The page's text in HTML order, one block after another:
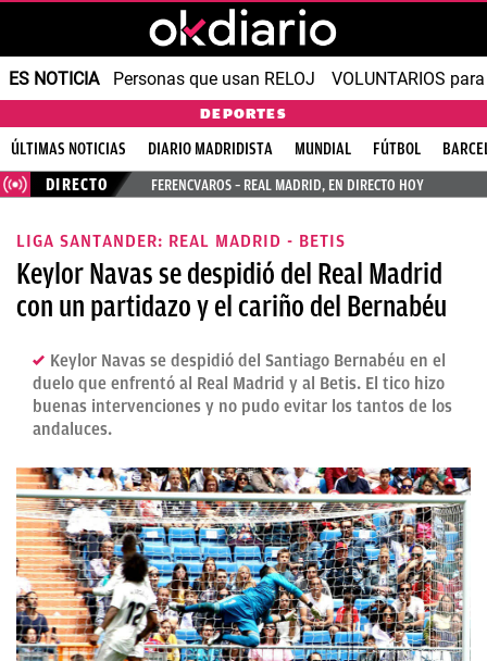
ES NOTICIA Personas que usan RELOJ VOLUNTARIOS
DEPORTES
ÚLTIMAS NOTICIAS DIARIO MADRIDISTA MUNDIAL FÚTBOL
DIRECTO
FERENCVAROS – REAL MADRID, EN DIRECTO HOY
LIGA SANTANDER: REAL MADRID - BETIS
Keylor Navas se despidió del Real Madrid
con un partidazo y el cariño del Bernabéu
Keylor Navas se despidió del Santiago Bernabéu en el
duelo que enfrentó al Real Madrid y al Betis. El tico hizo
buenas intervenciones y no pudo evitar los tantos de los
andaluces.